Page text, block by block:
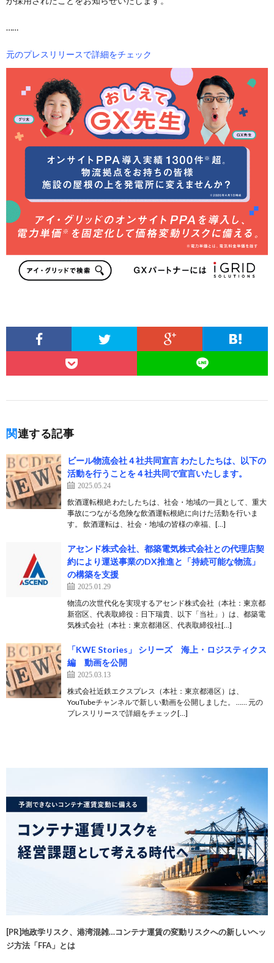
……
元のプレスリリースで詳細をチェック
関連する記事
ビール物流会社４社共同宣言 わたしたちは、以下の
活動を行うことを４社共同で宣言いたします。
2025.05.24
飲酒運転根絶 わたしたちは、社会・地域の一員として、重大
事故につながる危険な飲酒運転根絶に向けた活動を行いま
す。 飲酒運転は、社会・地域の皆様の幸福、[…]
アセンド株式会社、都築電気株式会社との代理店契
約により運送事業のDX推進と「持続可能な物流」
の構築を支援
2025.01.29
物流の次世代化を実現するアセンド株式会社（本社：東京都
新宿区、代表取締役：日下瑞貴、以下「当社」）は、都築電
気株式会社（本社：東京都港区、代表取締役社[…]
「KWE Stories」 シリーズ 海上・ロジスティクス
編 動画を公開
2025.03.13
株式会社近鉄エクスプレス（本社：東京都港区）は、
YouTubeチャンネルで新しい動画を公開しました。 …… 元の
プレスリリースで詳細をチェック[…]
[PR]地政学リスク、港湾混雑…コンテナ運賃の変動リスクへの新しいヘッ
ジ方法「FFA」とは